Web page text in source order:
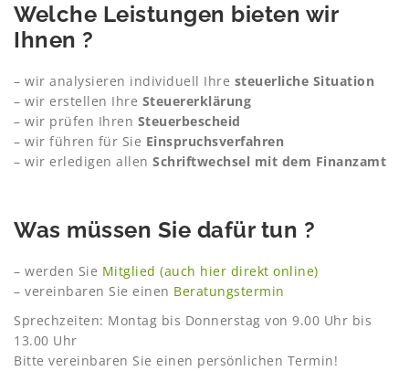
Welche Leistungen bieten wir
Ihnen ?
– wir analysieren individuell Ihre steuerliche Situation
– wir erstellen Ihre Steuererklärung
– wir prüfen Ihren Steuerbescheid
– wir führen für Sie Einspruchsverfahren
– wir erledigen allen Schriftwechsel mit dem Finanzamt
Was müssen Sie dafür tun ?
– werden Sie Mitglied (auch hier direkt online)
– vereinbaren Sie einen Beratungstermin
Sprechzeiten: Montag bis Donnerstag von 9.00 Uhr bis
13.00 Uhr
Bitte vereinbaren Sie einen persönlichen Termin!